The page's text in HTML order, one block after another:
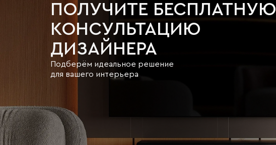
ПОЛУЧИТЕ БЕСПЛАТНУЮ
КОНСУЛЬТАЦИЮ
ДИЗАЙНЕРА
Подберём идеальное решение
для вашего интерьера